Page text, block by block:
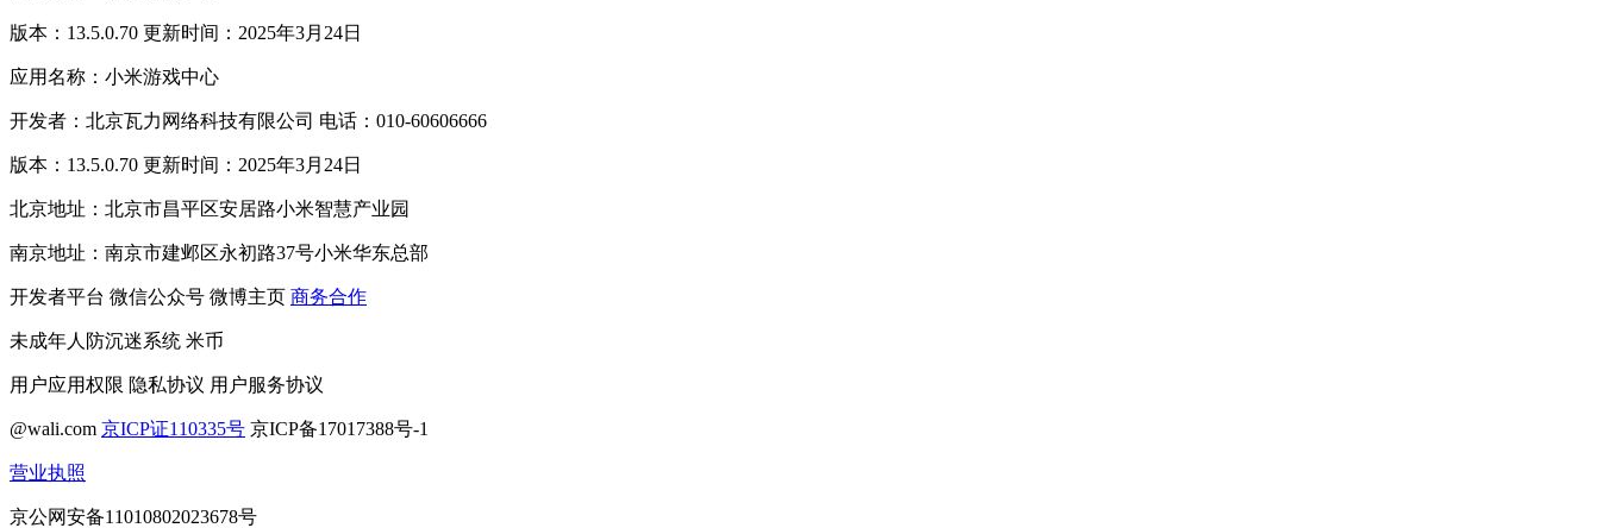
版本：13.5.0.70 更新时间：2025年3月24日
应用名称：小米游戏中心
开发者：北京瓦力网络科技有限公司 电话：010-60606666
版本：13.5.0.70 更新时间：2025年3月24日
北京地址：北京市昌平区安居路小米智慧产业园
南京地址：南京市建邺区永初路37号小米华东总部
开发者平台 微信公众号 微博主页 商务合作
未成年人防沉迷系统 米币
用户应用权限 隐私协议 用户服务协议
@wali.com 京ICP证110335号 京ICP备17017388号-1
营业执照
京公网安备11010802023678号